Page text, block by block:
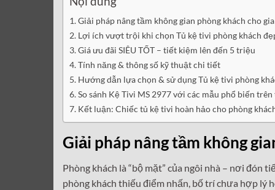
Giải pháp nâng tầm không gian phòng khách cho
Lợi ích vượt trội khi chọn Tủ kệ tivi phòng khách
Giá ưu đãi SIÊU TỐT – tiết kiệm lên đến 5 triệu
Tính năng & thông số kỹ thuật chi tiết
Hướng dẫn lựa chọn & sử dụng Tủ kệ tivi phòng
So sánh Kệ Tivi MS 2977 với các mẫu phổ biến
Kết luận: Chiếc tủ kệ tivi hoàn hảo cho phòng
Giải pháp nâng tầm không
Phòng khách là “bộ mặt” của ngôi nhà – nơi đón
phòng khách thiếu điểm nhấn, bố trí chưa hợp lý